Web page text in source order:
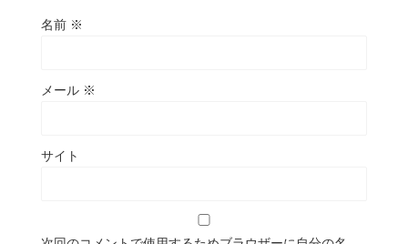
名前 ※
メール ※
サイト